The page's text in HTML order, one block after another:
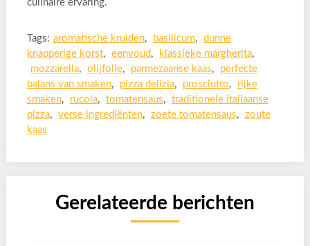
culinaire ervaring.
Tags: aromatische kruiden, basilicum, dunne
knapperige korst, eenvoud, klassieke margherita,
mozzarella, olijfolie, parmezaanse kaas,
perfecte
balans van smaken, pizza delizia, prosciutto,
rijke
smaken, rucola, tomatensaus, traditionele italiaanse
pizza, verse ingrediënten, zoete tomatensaus, zoute
kaas
Gerelateerde berichten